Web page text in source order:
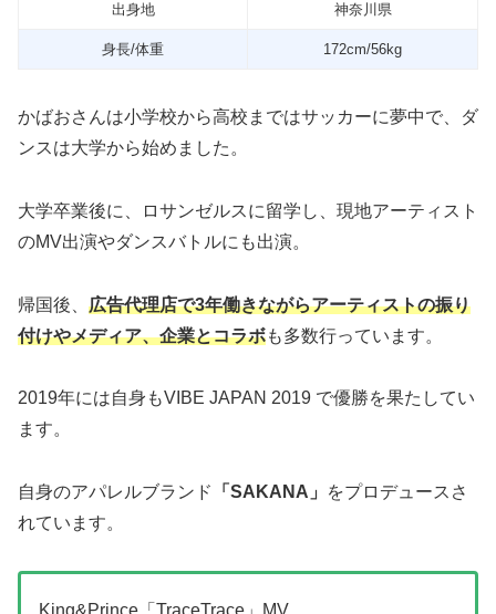
出身地 神奈川県
身長/体重 172cm/56kg
かばおさんは小学校から高校まではサッカーに夢中で、ダ
ンスは大学から始めました。
大学卒業後に、ロサンゼルスに留学し、現地アーティスト
のMV出演やダンスバトルにも出演。
帰国後、 広告代理店で3年働きながらアーティストの振り
付けやメディア、企業とコラボも多数行っています。
2019年には自身もVIBE JAPAN 2019 で優勝を果たしてい
ます。
自身のアパレルブランド 「SAKANA」
をプロデュースさ
れています。